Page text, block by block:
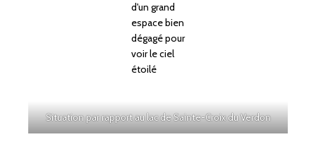
d'un grand
espace bien
dégagé pour
voir le ciel
étoilé
Situation par rapport au lac de Sainte-Croix du Verdon